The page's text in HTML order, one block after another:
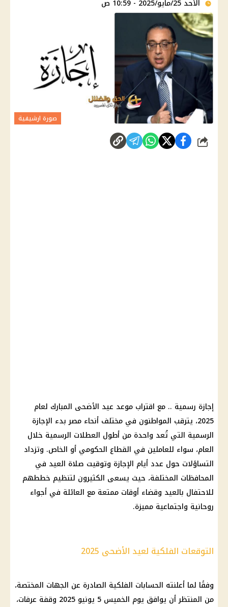
الأحد 25/مايو/2025 - 10:59 ص
صورة ارشيفية
شارك
إجازة رسمية .. مع اقتراب موعد عيد الأضحى المبارك لعام
2025، يترقب المواطنون في مختلف أنحاء مصر بدء الإجازة
الرسمية التي تُعد واحدة من أطول العطلات الرسمية خلال
العام، سواء للعاملين في القطاع الحكومي أو الخاص. وتزداد
التساؤلات حول عدد أيام الإجازة وتوقيت صلاة العيد في
المحافظات المختلفة، حيث يسعى الكثيرون لتنظيم خططهم
للاحتفال بالعيد وقضاء أوقات ممتعة مع العائلة في أجواء
روحانية واجتماعية مميزة.
التوقعات الفلكية لعيد الأضحى 2025
وفقًا لما أعلنته الحسابات الفلكية الصادرة عن الجهات المختصة،
من المنتظر أن يوافق يوم الخميس 5 يونيو 2025 وقفة عرفات،